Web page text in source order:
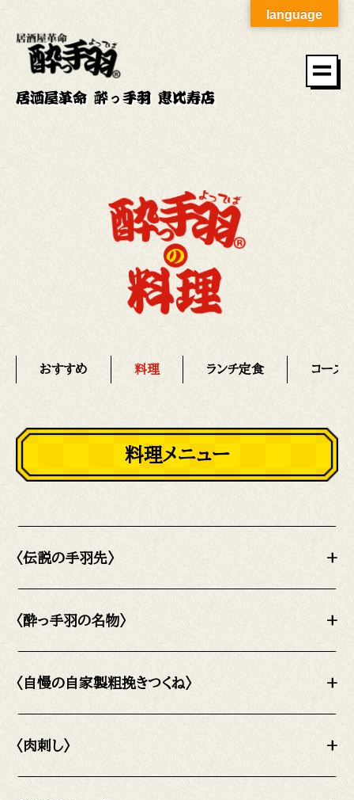
居酒屋革命 酔っ手羽 恵比寿店
おすすめ 料理 ランチ定食 コース
料理メニュー
〈伝説の手羽先〉 +
〈酔っ手羽の名物〉 +
〈自慢の自家製粗挽きつくね〉 +
〈肉刺し〉 +
language